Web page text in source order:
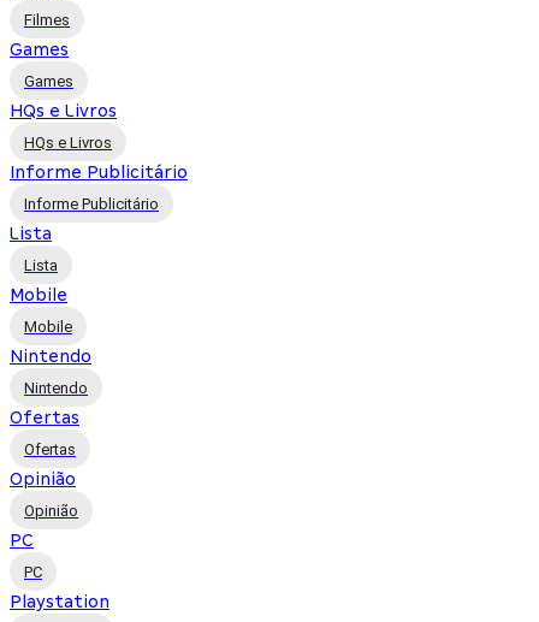
Filmes
Games
Games
HQs e Livros
HQs e Livros
Informe Publicitário
Informe Publicitário
Lista
Lista
Mobile
Mobile
Nintendo
Nintendo
Ofertas
Ofertas
Opinião
Opinião
PC
PC
Playstation